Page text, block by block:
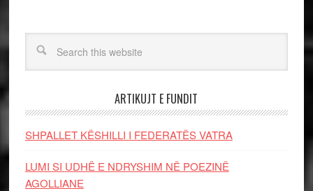
ARTIKUJT E FUNDIT
SHPALLET KËSHILLI I FEDERATËS VATRA
LUMI SI UDHË E NDRYSHIM NË POEZINË
AGOLLIANE